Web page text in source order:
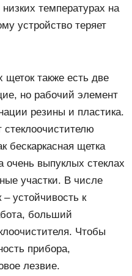
температурах на
устройство теряет
щеток также есть две
но рабочий элемент
резины и пластика.
стеклоочистителю
бескаркасная щетка
очень выпуклых стеклах
участки. В числе
устойчивость к
больший
Чтобы
прибора,
лезвие.